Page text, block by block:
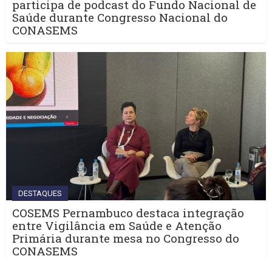
participa de podcast do Fundo Nacional de
Saúde durante Congresso Nacional do
CONASEMS
DESTAQUES
COSEMS Pernambuco destaca integração
entre Vigilância em Saúde e Atenção
Primária durante mesa no Congresso do
CONASEMS